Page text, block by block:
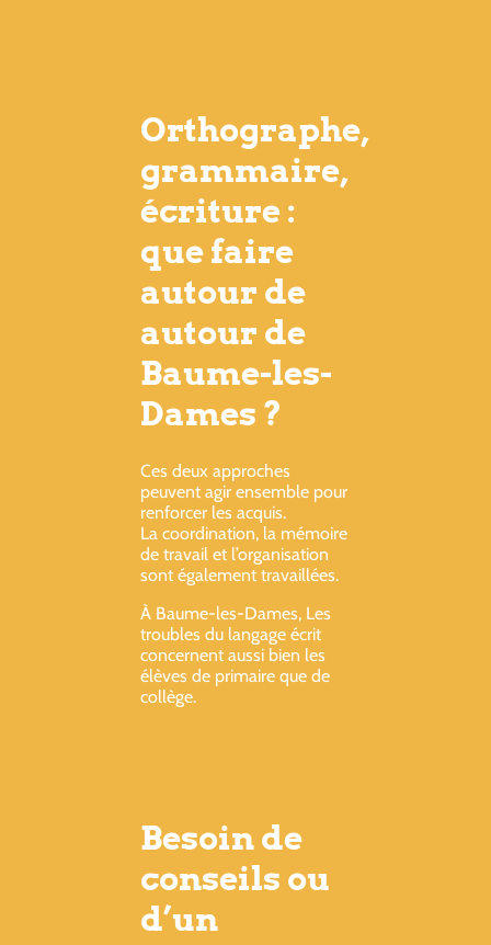
Orthographe,
grammaire,
écriture :
que faire
autour de
autour de
Baume-les-
Dames ?
Ces deux approches
peuvent agir ensemble pour
renforcer les acquis.
La coordination, la mémoire
de travail et l’organisation
sont également travaillées.
À Baume-les-Dames, Les
troubles du langage écrit
concernent aussi bien les
élèves de primaire que de
collège.
Besoin de
conseils ou
d’un